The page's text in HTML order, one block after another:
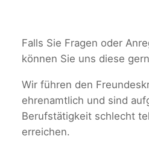
Falls Sie Fragen oder
können Sie uns diese
Wir führen den
ehrenamtlich und sind
Berufstätigkeit schlecht
erreichen.